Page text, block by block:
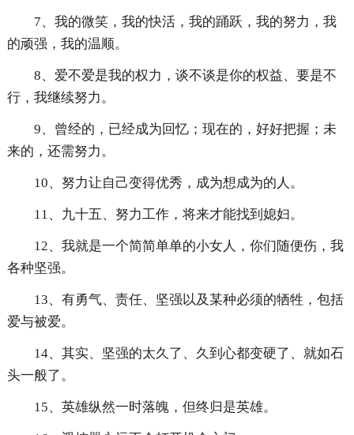
7、我的微笑，我的快活，我的踊跃，我的努力，我
的顽强，我的温顺。
8、爱不爱是我的权力，谈不谈是你的权益、要是不
行，我继续努力。
9、曾经的，已经成为回忆；现在的，好好把握；未
来的，还需努力。
10、努力让自己变得优秀，成为想成为的人。
11、九十五、努力工作，将来才能找到媳妇。
12、我就是一个简简单单的小女人，你们随便伤，我
各种坚强。
13、有勇气、责任、坚强以及某种必须的牺牲，包括
爱与被爱。
14、其实、坚强的太久了、久到心都变硬了、就如石
头一般了。
15、英雄纵然一时落魄，但终归是英雄。